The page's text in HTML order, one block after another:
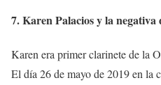
7. Karen Palacios y la negativa
Karen era primer clarinete de la
El día 26 de mayo de 2019 en la